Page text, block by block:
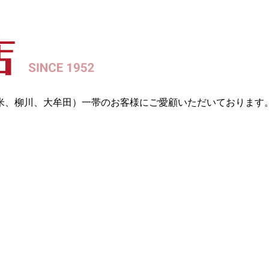
柳川、大牟田）一帯のお客様にご愛顧いただいております